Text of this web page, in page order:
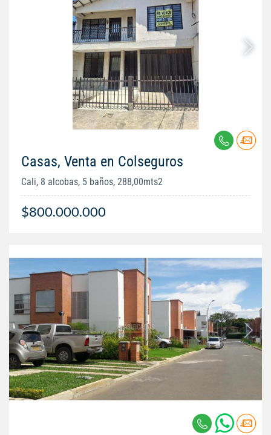
Casas, Venta en Colseguros
Cali, 8 alcobas, 5 baños, 288,00mts2
$800.000.000